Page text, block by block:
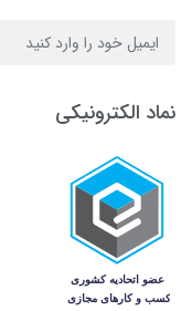
نماد الکترونیکی